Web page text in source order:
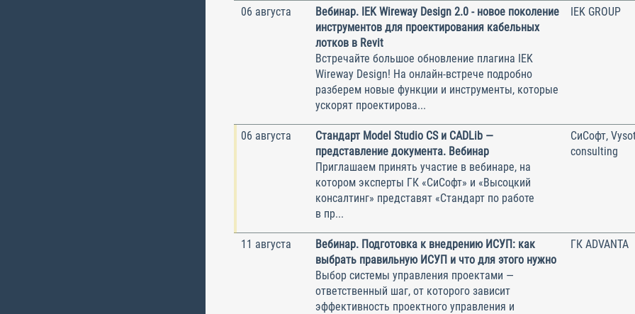
06 августа
Вебинар. IEK Wireway Design 2.0 - новое поколение
инструментов для проектирования кабельных
лотков в Revit
Встречайте большое обновление плагина IEK
Wireway Design! На онлайн-встрече подробно
разберем новые функции и инструменты, которые
ускорят проектирова...
IEK GROUP
06 августа
Стандарт Model Studio CS и CADLib —
представление документа. Вебинар
Приглашаем принять участие в вебинаре, на
котором эксперты ГК «СиСофт» и «Высоцкий
консалтинг» представят «Стандарт по работе
в пр...
СиСофт,
consulting
11 августа
Вебинар. Подготовка к внедрению ИСУП: как
выбрать правильную ИСУП и что для этого нужно
Выбор системы управления проектами —
ответственный шаг, от которого зависит
эффективность проектного управления и
ГК ADVANTA